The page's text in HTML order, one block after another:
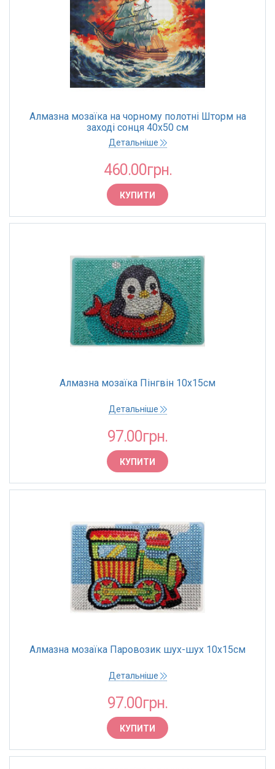
Алмазна мозаїка на чорному полотні Шторм на
заході сонця 40х50 см
Детальніше
460.00грн.
КУПИТИ
Алмазна мозаїка Пінгвін 10х15см
Детальніше
97.00грн.
КУПИТИ
Алмазна мозаїка Паровозик шух-шух 10х15см
Детальніше
97.00грн.
КУПИТИ